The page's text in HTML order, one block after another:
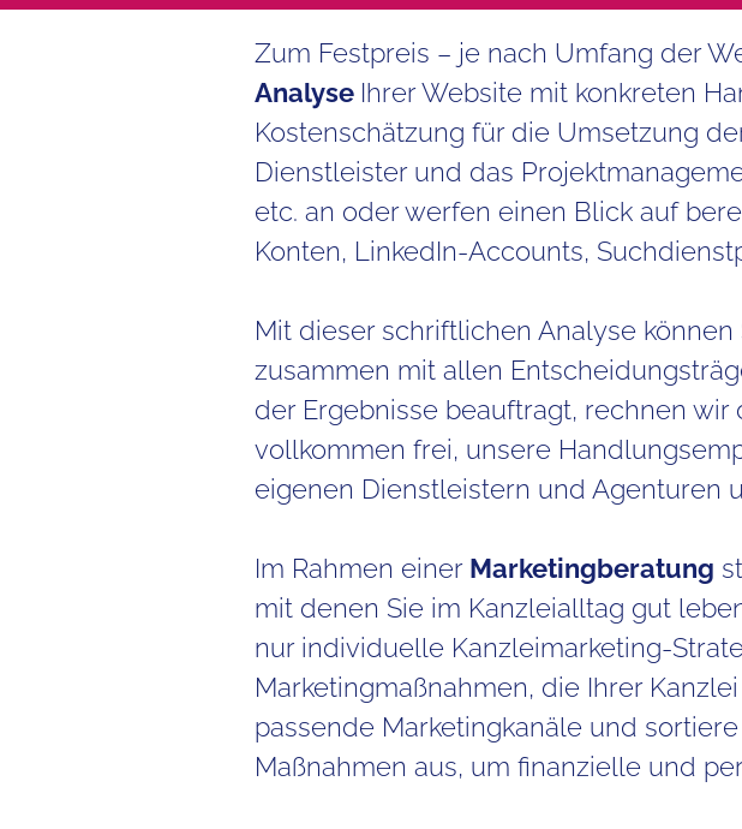
Zum Festpreis – je nach Umfang der
Analyse Ihrer Website mit konkreten
Kostenschätzung für die Umsetzung
Dienstleister und das
etc. an oder werfen einen Blick auf
Konten, LinkedIn-Accounts,
Mit dieser schriftlichen Analyse
zusammen mit allen
der Ergebnisse beauftragt, rechnen
vollkommen frei, unsere
eigenen Dienstleistern und Agenturen
Im Rahmen einer Marketingberatung
mit denen Sie im Kanzleialltag gut
nur individuelle Kanzleimarketing-
Marketingmaßnahmen, die Ihrer
passende Marketingkanäle und
Maßnahmen aus, um finanzielle und